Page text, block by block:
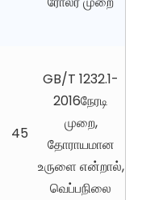
45
GB/T 1232.1-
2016நேரடி
முறை,
தோராயமான
உருளை என்றால்,
வெப்பநிலை